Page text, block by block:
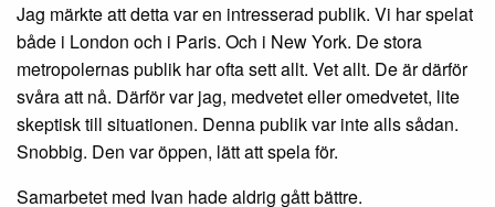
Jag märkte att detta var en intresserad publik. Vi har spelat
både i London och i Paris. Och i New York. De stora
metropolernas publik har ofta sett allt. Vet allt. De är därför
svåra att nå. Därför var jag, medvetet eller omedvetet, lite
skeptisk till situationen. Denna publik var inte alls sådan.
Snobbig. Den var öppen, lätt att spela för.
Samarbetet med Ivan hade aldrig gått bättre.